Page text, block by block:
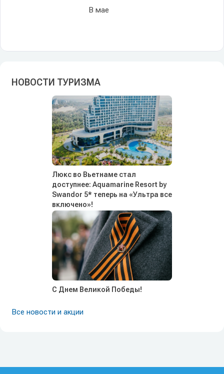
В мае
НОВОСТИ ТУРИЗМА
Люкс во Вьетнаме стал
доступнее: Aquamarine Resort by
Swandor 5* теперь на «Ультра все
включено»!
С Днем Великой Победы!
Все новости и акции